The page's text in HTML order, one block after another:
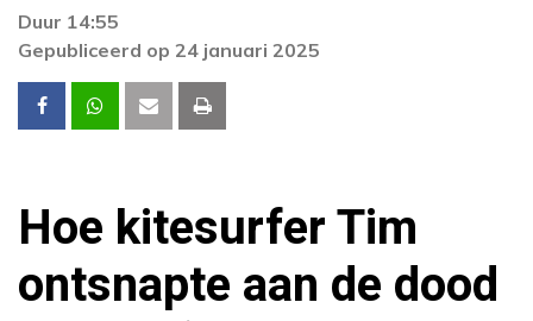
Er is een licentie-fout opgetreden. Als het
contact op met onze klantenservice.
Duur 14:55
Gepubliceerd op 24 januari 2025
Hoe kitesurfer Tim
ontsnapte aan de dood